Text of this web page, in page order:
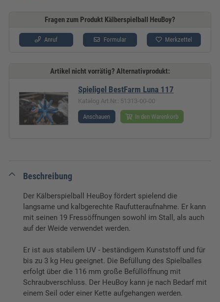
Fragen zum Produkt Kälberspielball HeuBoy?
Anruf Formular Merkzettel
Artikel nicht vorrätig? Alternativprodukt:
Spieligel BestFarm Luna 117
Katalog Art.Nr.: 51313-00-00
Anschauen In den Warenkorb
Beschreibung
Der Kälberspielball HeuBoy fördert spielend die
langsame und kalbgerechte Raufutteraufnahme. Er kann
mit seinen 19 Fressöffnungen sowohl im Stall, als auch
auf der Weide verwendet werden.
Er ist aus stabilem UV - beständigem Kunststoff und für
bis zu 3 kg Heu geeignet. Die Befüllung des Spielballes
erfolgt über die 116 mm große Befüllöffnung mit
Schraubverschluss. Der HeuBoy kann je nach Bedarf mit
einem Seil oder einer Kette aufgehangen werden.